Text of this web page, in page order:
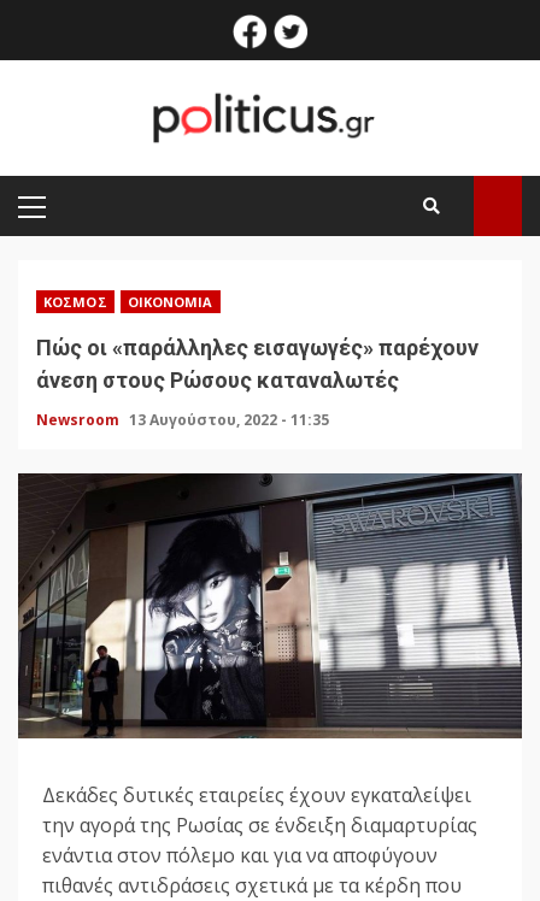
facebook
PRIMARY
MENU
ΚΌΣΜΟΣ ΟΙΚΟΝΟΜΊΑ
Πώς οι «παράλληλες εισαγωγές» παρέχουν
άνεση στους Ρώσους καταναλωτές
Newsroom 13 Αυγούστου, 2022 - 11:35
Δεκάδες δυτικές εταιρείες έχουν εγκαταλείψει
την αγορά της Ρωσίας σε ένδειξη διαμαρτυρίας
ενάντια στον πόλεμο και για να αποφύγουν
πιθανές αντιδράσεις σχετικά με τα κέρδη που